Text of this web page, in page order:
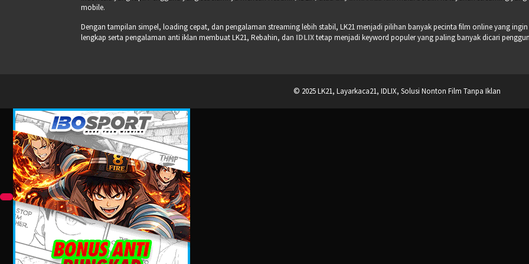
mobile.
Dengan tampilan simpel, loading cepat, dan pengalaman streaming lebih stabil, LK21 menjadi pilihan banyak pecinta film online yang
lengkap serta pengalaman anti iklan membuat LK21, Rebahin, dan IDLIXtetap menjadi keyword populer yang paling banyak dicari
© 2025 LK21, Layarkaca21, IDLIX, Solusi Nonton Film Tanpa Iklan